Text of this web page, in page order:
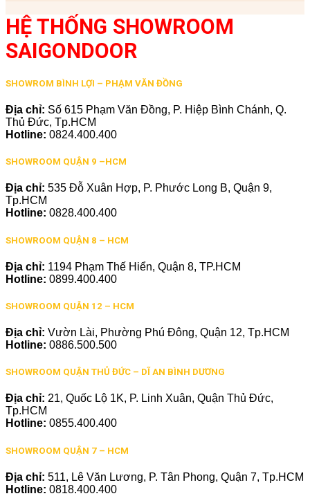
HỆ THỐNG SHOWROOM
SAIGONDOOR
SHOWROM BÌNH LỢI – PHẠM VĂN ĐỒNG
Địa chỉ: Số 615 Phạm Văn Đồng, P. Hiệp Bình Chánh, Q.
Thủ Đức, Tp.HCM
Hotline: 0824.400.400
SHOWROOM QUẬN 9 –HCM
Địa chỉ: 535 Đỗ Xuân Hợp, P. Phước Long B, Quận 9,
Tp.HCM
Hotline: 0828.400.400
SHOWROOM QUẬN 8 – HCM
Địa chỉ: 1194 Phạm Thế Hiển, Quận 8, TP.HCM
Hotline: 0899.400.400
SHOWROOM QUẬN 12 – HCM
Địa chỉ: Vườn Lài, Phường Phú Đông, Quận 12, Tp.HCM
Hotline: 0886.500.500
SHOWROOM QUẬN THỦ ĐỨC – DĨ AN BÌNH DƯƠNG
Địa chỉ: 21, Quốc Lộ 1K, P. Linh Xuân, Quận Thủ Đức,
Tp.HCM
Hotline: 0855.400.400
SHOWROOM QUẬN 7 – HCM
Địa chỉ: 511, Lê Văn Lương, P. Tân Phong, Quận 7, Tp.HCM
Hotline: 0818.400.400